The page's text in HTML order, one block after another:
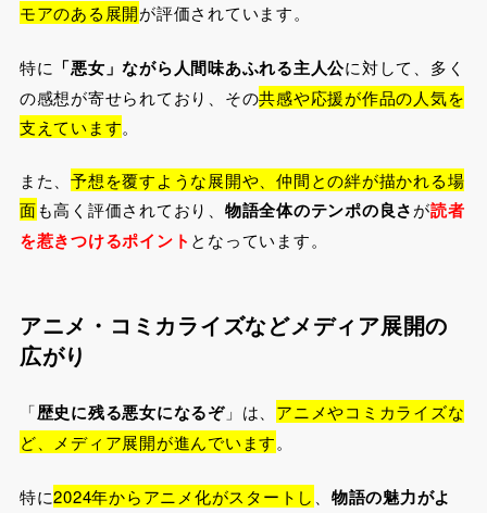
モアのある展開が評価されています。
特に 「悪女」ながら人間味あふれる主人公に対して、多く
の感想が寄せられており、その共感や応援が作品の人気を
支えています。
また、予想を覆すような展開や、仲間との絆が描かれる場
面も高く評価されており、 物語全体のテンポの良さが読者
を惹きつけるポイント となっています。
アニメ・コミカライズなどメディア展開の
広がり
「歴史に残る悪女になるぞ」は、 アニメやコミカライズな
ど、メディア展開が進んでいます。
特に2024年からアニメ化がスタートし
物語の魅力がよ